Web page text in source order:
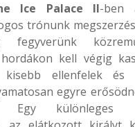
Ice Palace II-ben
trónunk
kell végig
ellenfelek és
egyre
Egy különleges